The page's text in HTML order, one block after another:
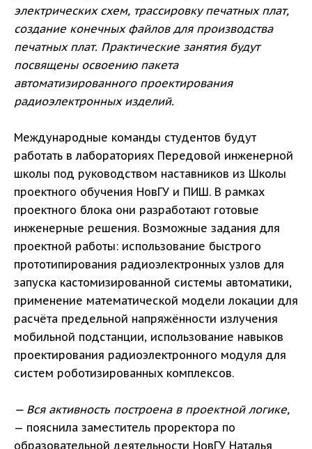
электрических схем, трассировку печатных плат,
создание конечных файлов для производства
печатных плат. Практические занятия будут
посвящены освоению пакета
автоматизированного проектирования
радиоэлектронных изделий.
Международные команды студентов будут
работать в лабораториях Передовой инженерной
школы под руководством наставников из Школы
проектного обучения НовГУ и ПИШ. В рамках
проектного блока они разработают готовые
инженерные решения. Возможные задания для
проектной работы: использование быстрого
прототипирования радиоэлектронных узлов для
запуска кастомизированной системы автоматики,
применение математической модели локации для
расчёта предельной напряжённости излучения
мобильной подстанции, использование навыков
проектирования радиоэлектронного модуля для
систем роботизированных комплексов.
— Вся активность построена в проектной логике,
— пояснила заместитель проректора по
образовательной деятельности НовГУ Наталья